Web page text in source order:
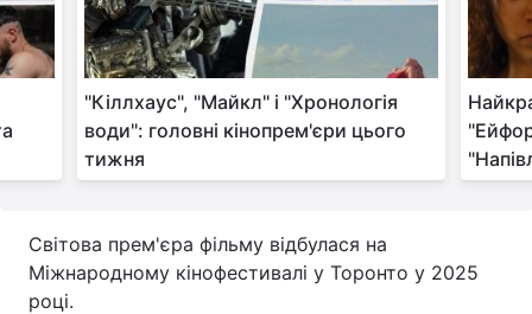
"Кіллхаус", "Майкл" і "Хронологія
води": головні кінопрем'єри цього
тижня
Світова прем'єра фільму відбулася на
Міжнародному кінофестивалі у Торонто у 2025
році.